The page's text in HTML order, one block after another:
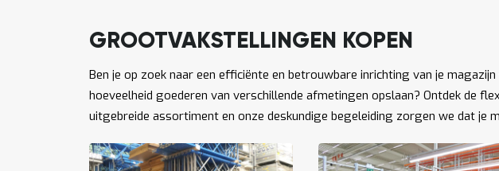
GROOTVAKSTELLINGEN KOPEN
Ben je op zoek naar een efficiënte en betrouwbare inrichting van je
hoeveelheid goederen van verschillende afmetingen opslaan? Ontdek de
uitgebreide assortiment en onze deskundige begeleiding zorgen we dat je